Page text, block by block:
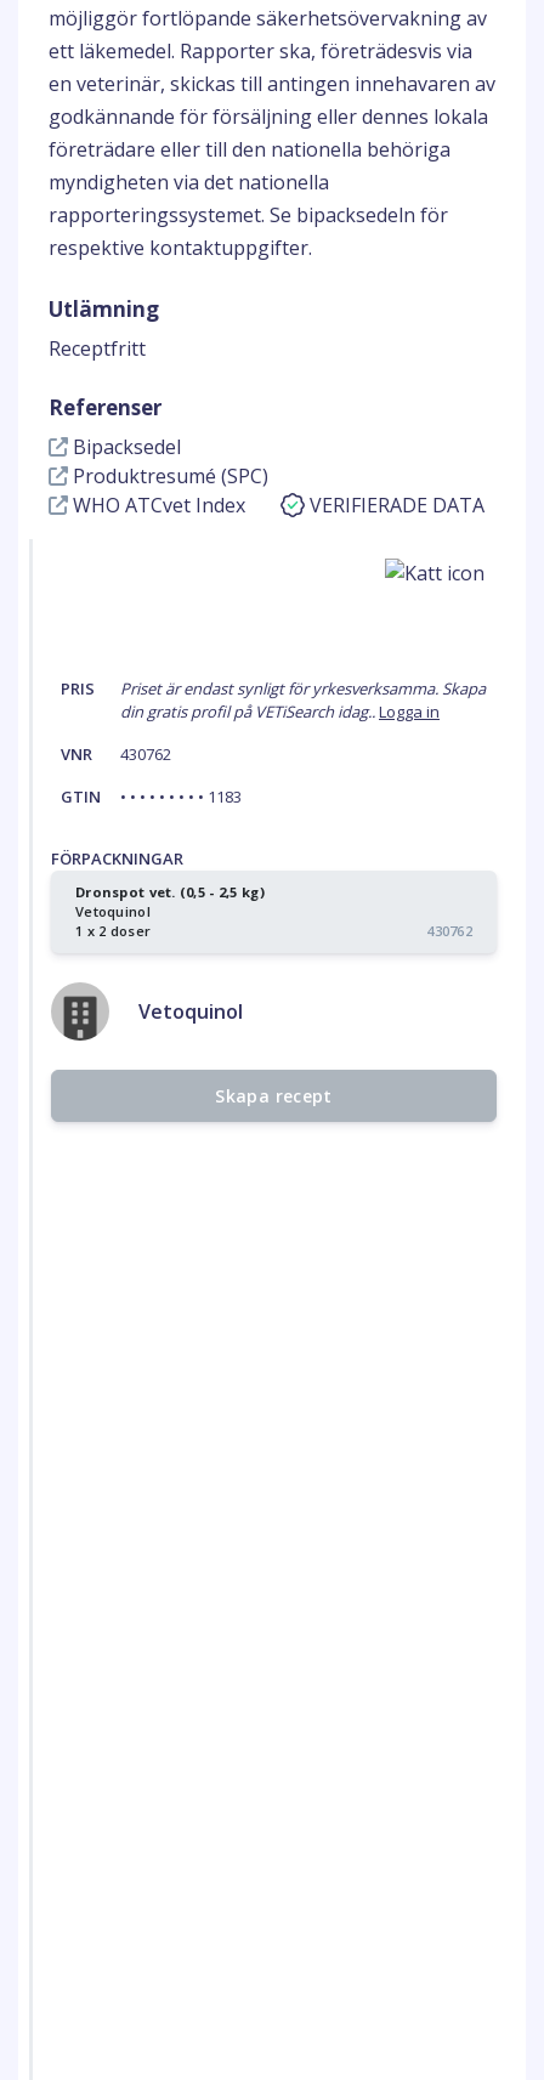
möjliggör fortlöpande säkerhetsövervakning av
ett läkemedel. Rapporter ska, företrädesvis via
en veterinär, skickas till antingen innehavaren av
godkännande för försäljning eller dennes lokala
företrädare eller till den nationella behöriga
myndigheten via det nationella
rapporteringssystemet. Se bipacksedeln för
respektive kontaktuppgifter.
Utlämning
Receptfritt
Referenser
Bipacksedel
Produktresumé (SPC)
WHO ATCvet Index
VERIFIERADE DATA
PRIS
Priset är endast synligt för yrkesverksamma. Skapa
din gratis profil på VETiSearch idag..Logga in
VNR
430762
GTIN
• • • • • • • • • 1183
FÖRPACKNINGAR
Dronspot vet. (0,5 - 2,5 kg)
Vetoquinol
1 x 2 doser
430762
Vetoquinol
Skapa recept